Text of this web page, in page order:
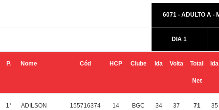
6071 - ADULTO A -
DIA 1
P. Nome Cód HCP Clube Ida Volta Total
Net
Ida
1° ADILSON 155716374 14 BGC 34 37 71 35